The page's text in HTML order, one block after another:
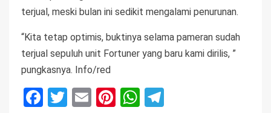
terjual, meski bulan ini sedikit mengalami penurunan.
“Kita tetap optimis, buktinya selama pameran sudah
terjual sepuluh unit Fortuner yang baru kami dirilis, ”
pungkasnya. Info/red
Facebook
Twitter
EmailPinterest
WhatsApp